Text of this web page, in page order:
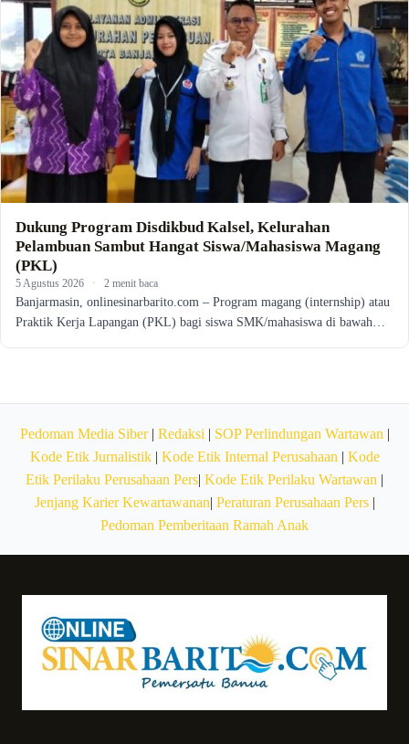
Dukung Program Disdikbud Kalsel, Kelurahan
Pelambuan Sambut Hangat Siswa/Mahasiswa Magang
(PKL)
5 Agustus 2026 · 2 menit baca
Banjarmasin, onlinesinarbarito.com – Program magang (internship) atau
Praktik Kerja Lapangan (PKL) bagi siswa SMK/mahasiswa di bawah…
Pedoman Media Siber| Redaksi | SOP Perlindungan Wartawan |
Kode Etik Jurnalistik| Kode Etik Internal Perusahaan | Kode
Etik Perilaku Perusahaan Pers| Kode Etik Perilaku Wartawan |
Jenjang Karier Kewartawanan| Peraturan Perusahaan Pers|
Pedoman Pemberitaan Ramah Anak